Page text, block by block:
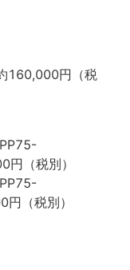
160,000円（税
（税別）
（税別）